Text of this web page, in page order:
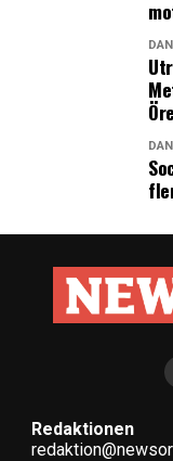
Redaktionen